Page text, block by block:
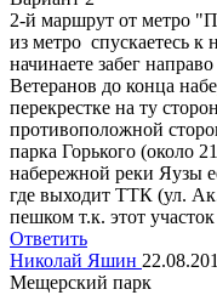
2-й маршрут от метро
из метро спускаетесь
начинаете забег
Ветеранов до конца
перекрестке на ту
противоположной
парка Горького (около
набережной реки Яузы
где выходит ТТК (ул.
пешком т.к. этот
Ответить
Николай Яшин
Мещерский парк